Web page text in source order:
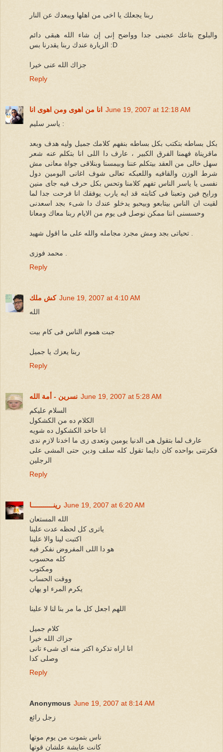
ربنا يجعلك يا اخى من اهلها ويبعدك عن النار
والبلوج بتاعك عجبنى جدا وواضح إنى إن شاء الله هبقى دائم
الزيارة عندك ربنا يقدرنا بس :D
جزاك الله عنى خيرا
Reply
انا من اهوى ومن اهوى انا
June 19, 2007 at 12:18 AM
ياسر سليم :
بكل بساطه بتكتب بكل بساطه بنفهم كلامك جميل وليه هدف وبعد
ماقريناة فهمنا الفرق الكبير ، عارف دا اللى انا بتكلم عنه شعر
سهل خالى من العقد بيتكلم عننا وبيمسنا وبنلاقى جواة معانى مش
شرط الوزن والقافيه واللعبكه تعالى شوف اغانى اليومين دول
نفسى يا ياسر الناس تفهم كلامنا وتحس بكل حرف فيه جاى منين
ورايح فين وتعبنا فى كتابته قد ايه يارب يوفقك انا فرحت جدا لما
لقيت ان الناس بيتابعو وبيحبو يدخلو عندك دا شىء بجد اسعدنى
وحسسنى اننا ممكن نوصل فى يوم من الايام ربنا معاك ومعانا
تحياتى بجد ومش مجرد مجامله والله على ما اقول شهيد .
محمد فوزى .
Reply
كش ملك June 19, 2007 at 4:10 AM
الله
جبت هموم الناس فى كام بيت
ربنا يعزك يا جميل
Reply
نسرين - أمة الله June 19, 2007 at 5:28 AM
السلام عليكم
الكلام ده من الكشكول
انا حاخد الكشكول ده شويه
عارف لما بتقول هى الدنيا يومين وتعدى زى ما اخدنا لازم ندى
فكرتنى بواحده كان دايما تقول كله سلف ودين حتى المشى على
الرجلين
Reply
رينـــــــــــا June 19, 2007 at 6:20 AM
الله المستعان
ياترى كل لحظه عدت علينا
اكتبت لينا والا علينا
هو دا اللى المفروض نفكر فيه
كله محسوب
ومكتوب
ووقت الحساب
يكرم المرء او يهان
اللهم اجعل كل ما مر بنا لنا لا علينا
كلام جميل
جزاك الله خيرا
انا اراه تذكرة اكتر منه اى شىء تانى
وصلى كدا
Reply
Anonymous June 19, 2007 at 8:14 AM
زجل رائع
ناس بتموت من يوم موتها
كانت عايشة علشان قوتها